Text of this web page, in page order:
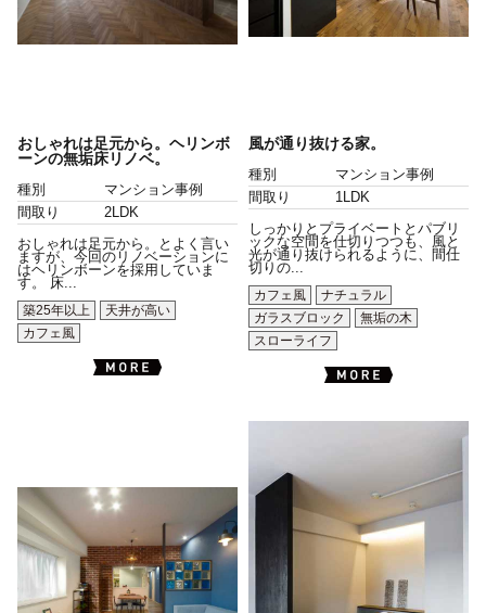
おしゃれは足元から。ヘリンボ
ーンの無垢床リノベ。
種別
マンション事例
間取り
2LDK
おしゃれは足元から。とよく言い
ますが、今回のリノベーションに
はヘリンボーンを採用していま
す。 床...
築25年以上
天井が高い
カフェ風
風が通り抜ける家。
種別
マンション事例
間取り
1LDK
しっかりとプライベートとパブリ
ックな空間を仕切りつつも、風と
光が通り抜けられるように、間仕
切りの...
カフェ風
ナチュラル
ガラスブロック
無垢の木
スローライフ